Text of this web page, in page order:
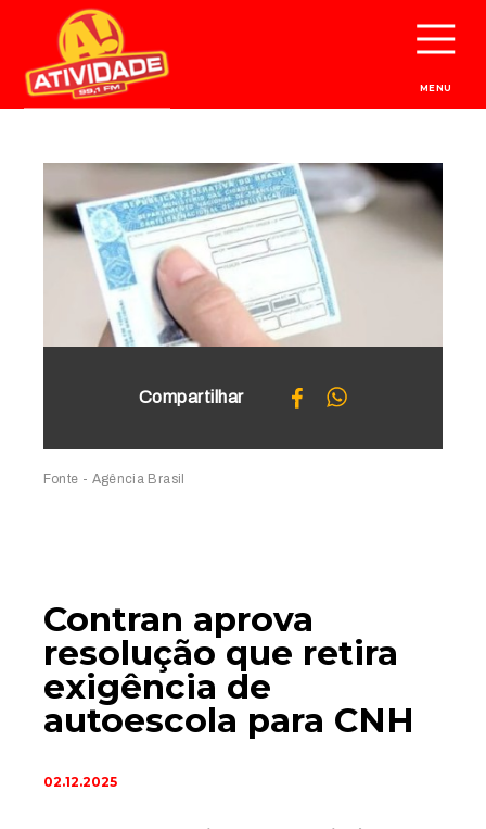
MENU
Contran aprova
resolução que retira
exigência de
autoescola para CNH
02.12.2025
Compartilhar
Fonte - Agência Brasil